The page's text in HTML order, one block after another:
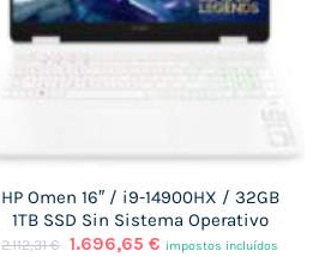
HP Omen 16″ / i9-14900HX / 32GB
1TB SSD Sin Sistema Operativo
2.112,31€ O
1.696,65 €Oimpostos incluídos